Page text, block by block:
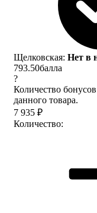
Щелковская: Нет в
793.50балла
?
Количество
данного товара.
7 935 ₽
Количество: